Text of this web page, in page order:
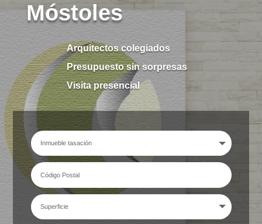
Móstoles
Arquitectos colegiados
Presupuesto sin sorpresas
Visita presencial